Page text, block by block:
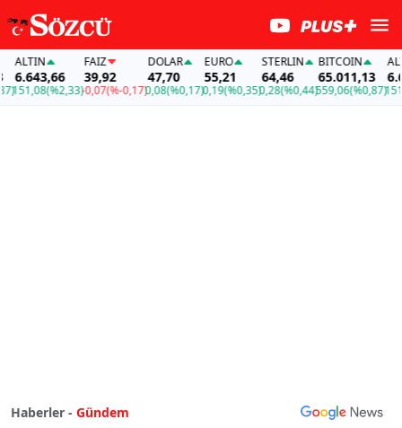
(%2,33)
39,92
-0,07(%-0,17)
DOLAR
47,70
0,08(%0,17)
EURO
55,21
0,19(%0,35)
STERLIN
64,46
0,28(%0,44)
BITCOIN
65.011,13
559,06(%0,87)
ALTIN
151,08
Haberler - Gündem